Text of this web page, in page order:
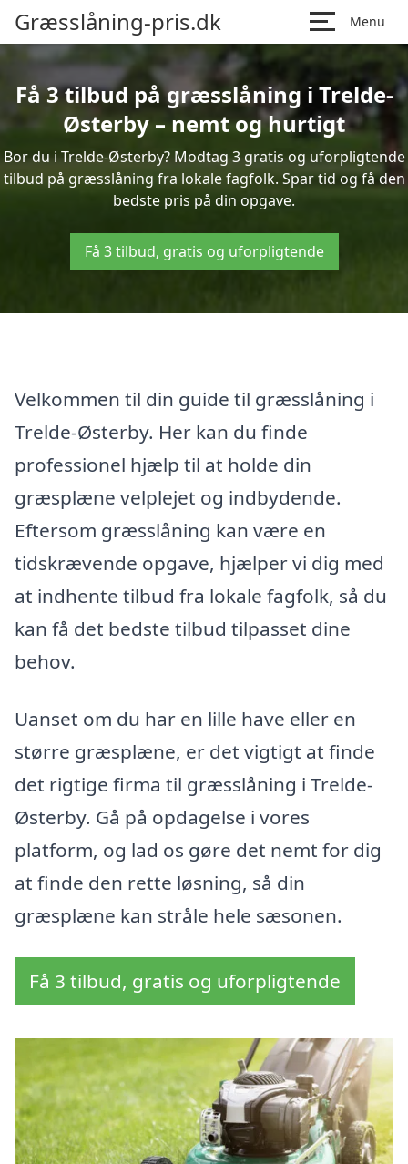
Græsslåning-pris.dk Menu
Få 3 tilbud på græsslåning i Trelde-
Østerby – nemt og hurtigt
Bor du i Trelde-Østerby? Modtag 3 gratis og uforpligtende
tilbud på græsslåning fra lokale fagfolk. Spar tid og få den
bedste pris på din opgave.
Få 3 tilbud, gratis og uforpligtende
Velkommen til din guide til græsslåning i
Trelde-Østerby. Her kan du finde
professionel hjælp til at holde din
græsplæne velplejet og indbydende.
Eftersom græsslåning kan være en
tidskrævende opgave, hjælper vi dig med
at indhente tilbud fra lokale fagfolk, så du
kan få det bedste tilbud tilpasset dine
behov.
Uanset om du har en lille have eller en
større græsplæne, er det vigtigt at finde
det rigtige firma til græsslåning i Trelde-
Østerby. Gå på opdagelse i vores
platform, og lad os gøre det nemt for dig
at finde den rette løsning, så din
græsplæne kan stråle hele sæsonen.
Få 3 tilbud, gratis og uforpligtende